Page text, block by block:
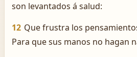
son levantados á salud:
12 Que frustra los
Para que sus manos no hagan